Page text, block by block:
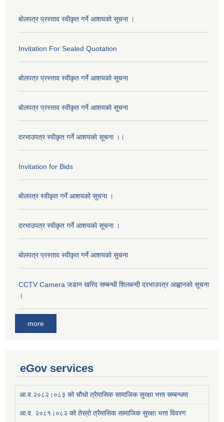
बोलपत्र प्रस्ताव स्वीकृत गर्ने आशयको सूचना ।
Invitation For Sealed Quotation
बोलपत्र प्रस्ताव स्वीकृत गर्ने आशयको सूचना
बोलपत्र प्रस्ताव स्वीकृत गर्ने आशयको सूचना
दरभाउपत्र स्वीकृत गर्ने आशयको सूचना ।।
Invitation for Bids
बोलपत्र स्वीकृत गर्ने आशयको सूचना ।
दरभाउपत्र स्वीकृत गर्ने आशयको सूचना ।
बोलपत्र प्रस्ताव स्वीकृत गर्ने आशयको सुचना
CCTV Camera जडान खरिद सम्बन्धी शिलबन्दी दरभाउपत्र आह्वानको सूचना
।
more
eGov services
आ.व.२०८२।०८३ को चौथो त्रैमासिक सामाजिक सुरक्षा भत्ता सम्बन्धमा
आ.व. २०८१।०८२ को तेस्रो त्रैमासिक सामाजिक सुरक्षा भत्ता विवरण